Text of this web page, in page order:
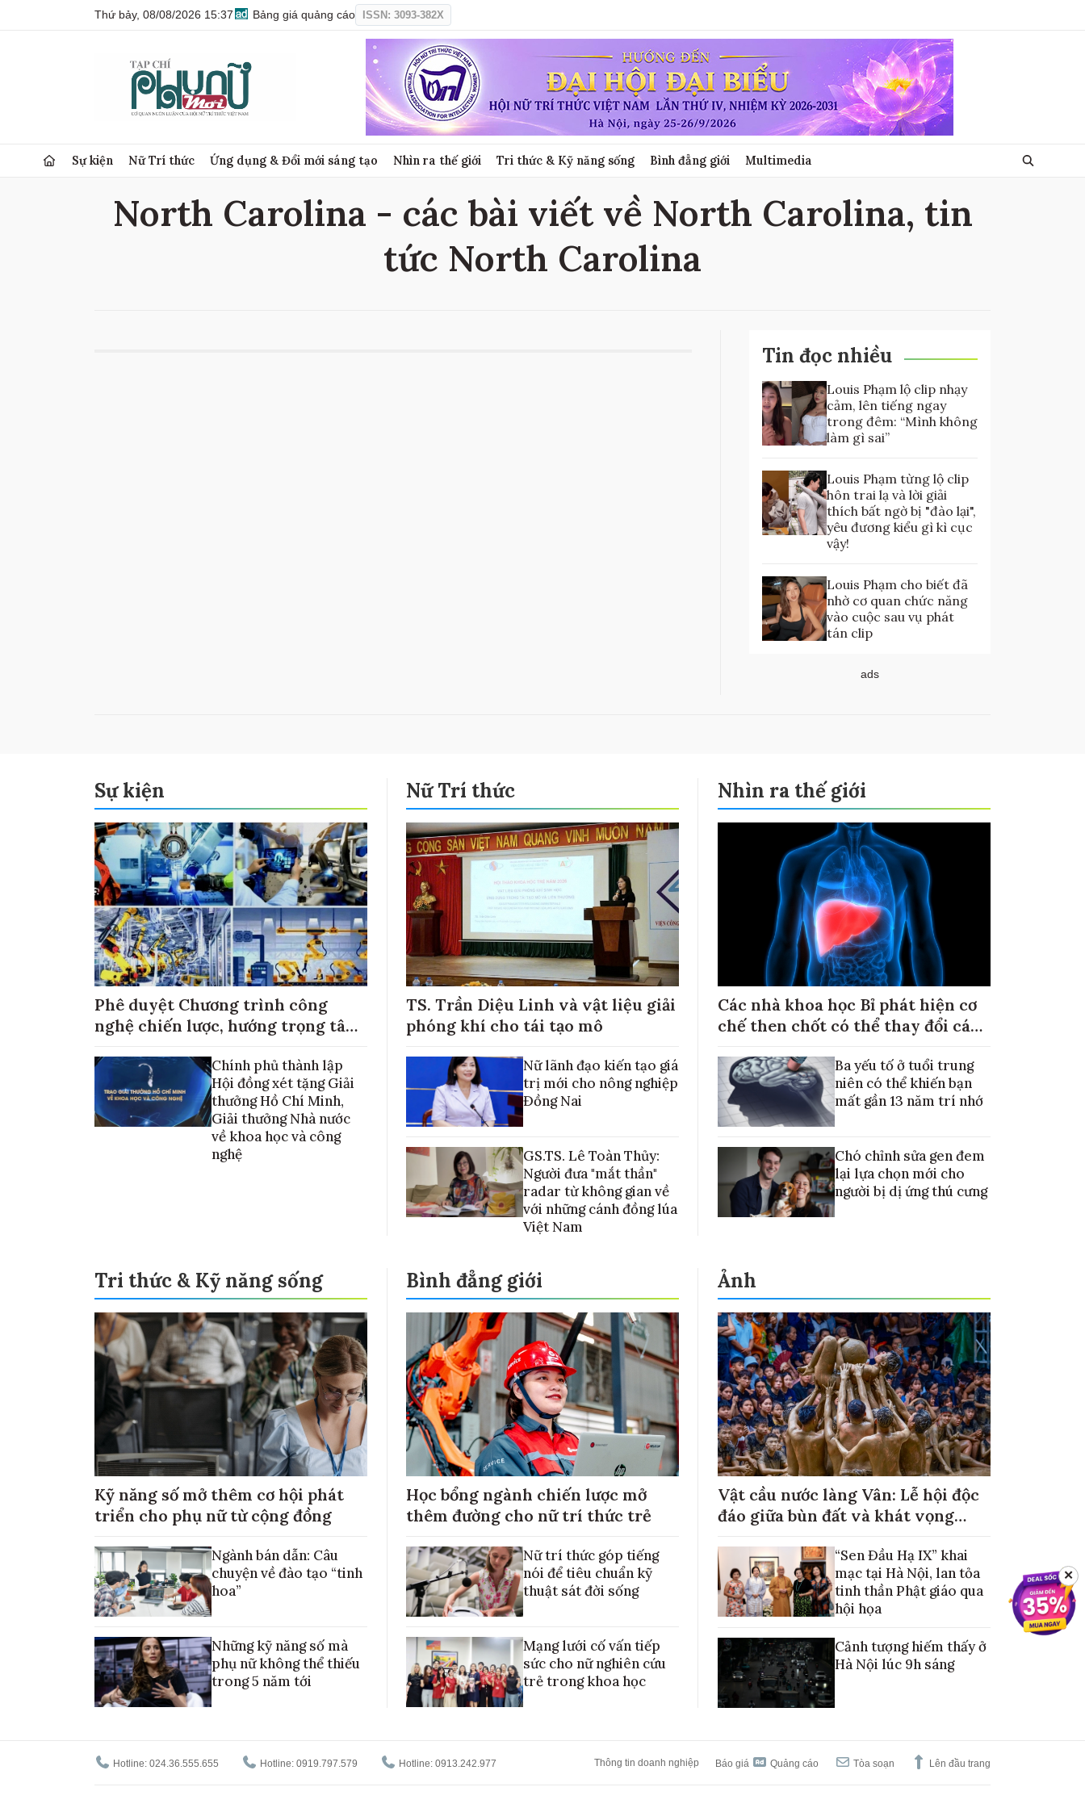
Thứ bảy, 08/08/2026 15:37 Bảng giá quảng cáo ISSN: 3093-382X
Sự kiện Nữ Trí thức Ứng dụng & Đổi mới sáng tạo Nhìn ra thế giới Tri thức & Kỹ năng sống Bình đẳng giới Multimedia
North Carolina - các bài viết về North Carolina, tin
tức North Carolina
Tin đọc nhiều
Louis Phạm lộ clip nhạy
cảm, lên tiếng ngay
trong đêm: “Mình không
làm gì sai”
Louis Phạm từng lộ clip
hôn trai lạ và lời giải
thích bất ngờ bị "đào lại",
yêu đương kiểu gì kì cục
vậy!
Louis Phạm cho biết đã
nhờ cơ quan chức năng
vào cuộc sau vụ phát
tán clip
ads
Sự kiện
Phê duyệt Chương trình công
nghệ chiến lược, hướng trọng tâm
Chính phủ thành lập
Hội đồng xét tặng Giải
thưởng Hồ Chí Minh,
Giải thưởng Nhà nước
về khoa học và công
nghệ
Nữ Trí thức
TS. Trần Diệu Linh và vật liệu giải
phóng khí cho tái tạo mô
Nữ lãnh đạo kiến tạo giá
trị mới cho nông nghiệp
Đồng Nai
GS.TS. Lê Toàn Thủy:
Người đưa "mắt thần"
radar từ không gian về
với những cánh đồng lúa
Việt Nam
Nhìn ra thế giới
Các nhà khoa học Bỉ phát hiện cơ
chế then chốt có thể thay đổi cách
Ba yếu tố ở tuổi trung
niên có thể khiến bạn
mất gần 13 năm trí nhớ
Chó chỉnh sửa gen đem
lại lựa chọn mới cho
người bị dị ứng thú cưng
Tri thức & Kỹ năng sống
Kỹ năng số mở thêm cơ hội phát
triển cho phụ nữ từ cộng đồng
Ngành bán dẫn: Câu
chuyện về đào tạo “tinh
hoa”
Những kỹ năng số mà
phụ nữ không thể thiếu
trong 5 năm tới
Bình đẳng giới
Học bổng ngành chiến lược mở
thêm đường cho nữ trí thức trẻ
Nữ trí thức góp tiếng
nói để tiêu chuẩn kỹ
thuật sát đời sống
Mạng lưới cố vấn tiếp
sức cho nữ nghiên cứu
trẻ trong khoa học
Ảnh
Vật cầu nước làng Vân: Lễ hội độc
đáo giữa bùn đất và khát vọng
“Sen Đầu Hạ IX” khai
mạc tại Hà Nội, lan tỏa
tinh thần Phật giáo qua
hội họa
Cảnh tượng hiếm thấy ở
Hà Nội lúc 9h sáng
Hotline: 024.36.555.655 Hotline: 0919.797.579 Hotline: 0913.242.977 Thông tin doanh nghiệp Báo giá Quảng cáo Tòa soạn Lên đầu trang
✕